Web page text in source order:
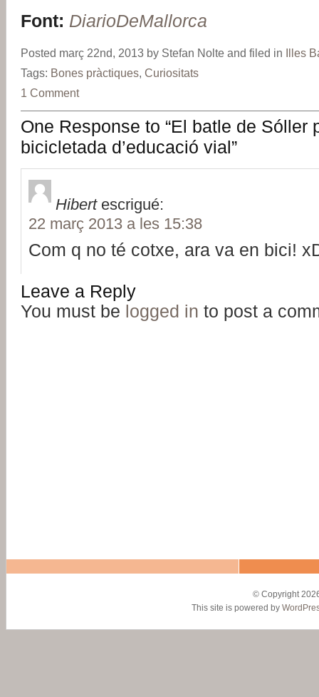
Font: DiarioDeMallorca
Posted març 22nd, 2013 by Stefan Nolte and filed in Illes
Tags: Bones pràctiques, Curiositats
1 Comment
One Response to “El batle de Sóller
bicicletada d’educació vial”
Hibert escrigué:
22 març 2013 a les 15:38
Com q no té cotxe, ara va en bici!
Leave a Reply
You must be logged in to post a
© Copyright
This site is powered by